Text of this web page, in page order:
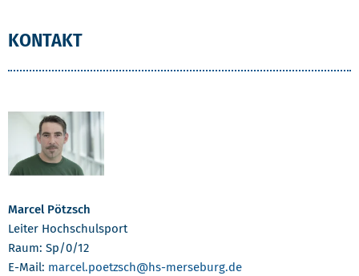
KONTAKT
Marcel Pötzsch
Leiter Hochschulsport
Raum: Sp/0/12
E-Mail: marcel.poetzsch@hs-merseburg.de